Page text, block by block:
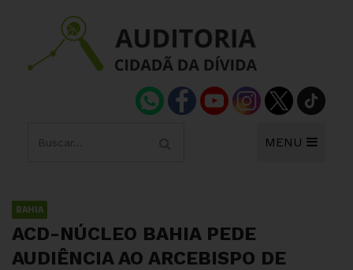
MENU
BAHIA
ACD-NÚCLEO BAHIA PEDE
AUDIÊNCIA AO ARCEBISPO DE